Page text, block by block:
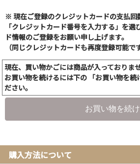
※ 現在ご登録のクレジットカードの支払回
「クレジットカード番号を入力する」を
ド情報のご登録をお願い申し上げます。
（同じクレジットカードも再度登録可能で
現在、買い物かごには商品が入っておりませ
お買い物を続けるには下の 「お買い物を続
ださい。
お買い物を続
購入方法について